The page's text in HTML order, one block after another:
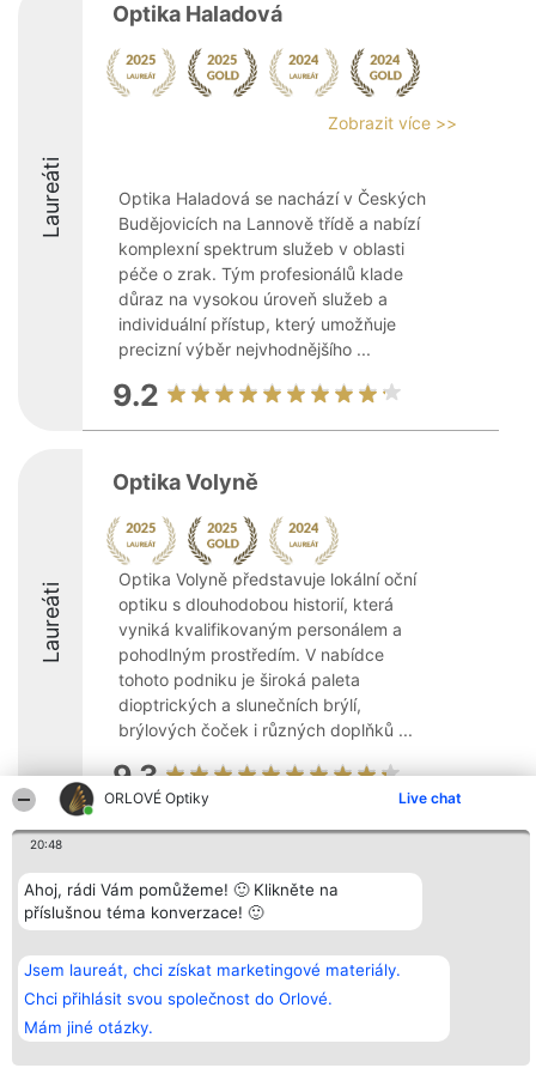
ORLOVÉ Optiky Live chat
20:48
Ahoj, rádi Vám pomůžeme! 🙂 Klikněte na
příslušnou téma konverzace! 🙂
Jsem laureát, chci získat marketingové materiály.
Chci přihlásit svou společnost do Orlové.
Mám jiné otázky.
Laureáti
Optika Haladová
Zobrazit více >>
Optika Haladová se nachází v Českých
Budějovicích na Lannově třídě a nabízí
komplexní spektrum služeb v oblasti
péče o zrak. Tým profesionálů klade
důraz na vysokou úroveň služeb a
individuální přístup, který umožňuje
precizní výběr nejvhodnějšího ...
9.2
Laureáti
Optika Volyně
Optika Volyně představuje lokální oční
optiku s dlouhodobou historií, která
vyniká kvalifikovaným personálem a
pohodlným prostředím. V nabídce
tohoto podniku je široká paleta
dioptrických a slunečních brýlí,
brýlových čoček i různých doplňků ...
9.3
Bright Side Solutions sp. z o.
o. sp. k.
ul. Ruska 22
Wrocław 50-079
381313360 | NIP 8943132676
Vítězové
Seznam všech
laureátů
Zásady
Zásady
osobních údajů
Kontakt